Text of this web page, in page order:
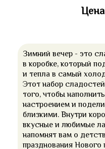
Зимний вечер - это
в коробке, который
и тепла в самый
Этот набор
того, чтобы
настроением и
близкими. Внутри
вкусные и любимые
напомнят вам о
празднования Нового